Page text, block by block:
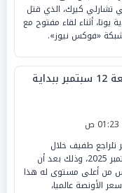
تشارلي كيرك، الذي قتل
يوتا، أثناء لقاء مفتوح مع
«فوكس نيوز».
أسعار الذهب اليوم الجمعة 12 سبتمبر ببداية
طفيف خلال
تعاملات اليوم الجمعة 12 سبتمبر 2025، وذلك بعد أن
من أعلى مستوى له هذا
الأونصة عالميا،